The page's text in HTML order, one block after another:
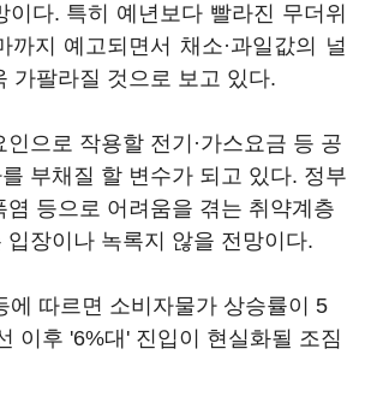
이다. 특히 예년보다 빨라진 무더위
까지 예고되면서 채소·과일값의 널
가팔라질 것으로 보고 있다.
으로 작용할 전기·가스요금 등 공
부채질 할 변수가 되고 있다. 정부
염 등으로 어려움을 겪는 취약계층
입장이나 녹록지 않을 전망이다.
에 따르면 소비자물가 상승률이 5
이후 '6%대' 진입이 현실화될 조짐